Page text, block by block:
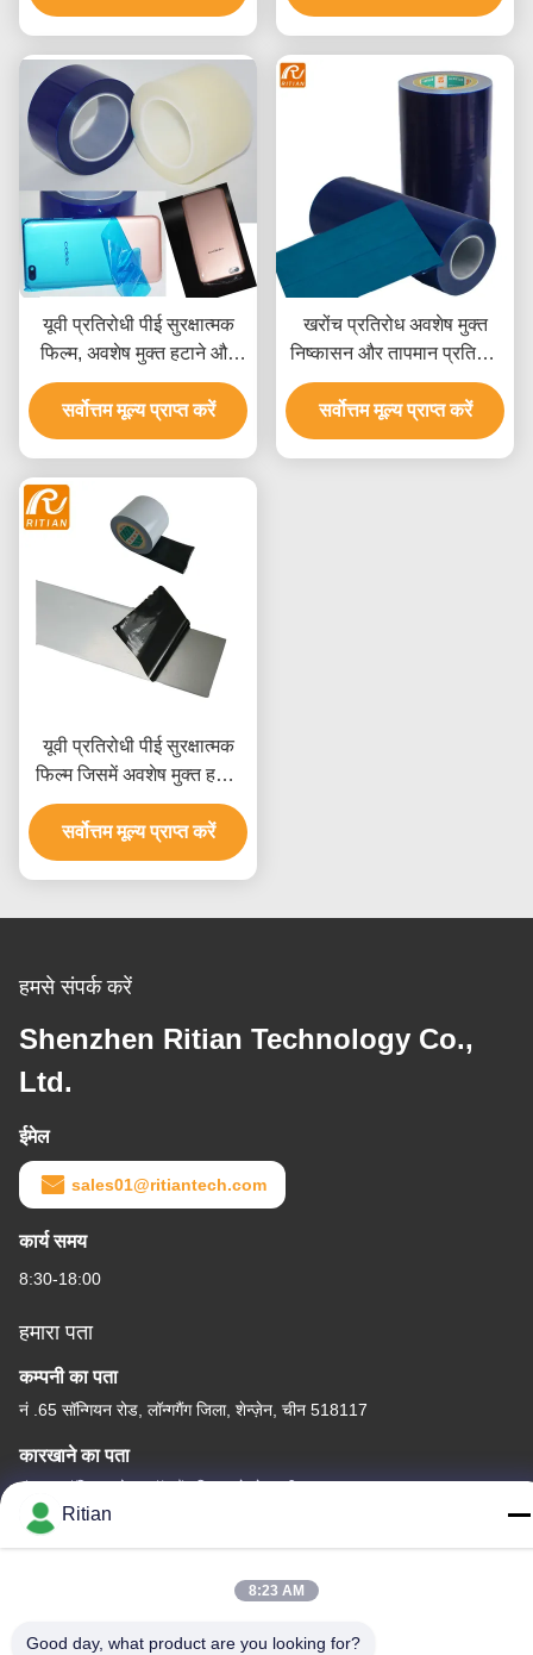
यूवी प्रतिरोधी पीई सुरक्षात्मक
फिल्म, अवशेष मुक्त हटाने और
स्टेनलेस स्टील सतह संरक्षण के
लिए तापमान सीमा -20°C से
80°C
सर्वोत्तम मूल्य प्राप्त करें
खरोंच प्रतिरोध अवशेष मुक्त
निष्कासन और तापमान प्रतिरोध
के साथ स्टेनलेस स्टील
सुरक्षात्मक फिल्म
सर्वोत्तम मूल्य प्राप्त करें
यूवी प्रतिरोधी पीई सुरक्षात्मक
फिल्म जिसमें अवशेष मुक्त हटाने
और सतह संरक्षण के लिए 300%
से 600% तक की लंबाई होती है
सर्वोत्तम मूल्य प्राप्त करें
हमसे संपर्क करें
Shenzhen Ritian Technology Co.,
Ltd.
ईमेल
sales01@ritiantech.com
कार्य समय
8:30-18:00
हमारा पता
कम्पनी का पता
नं .65 सॉन्गियन रोड, लॉन्गगैंग जिला, शेन्ज़ेन, चीन 518117
कारखाने का पता
नं .65 सॉन्गियन रोड, लॉन्गगैंग जिला, शेन्ज़ेन, चीन 518117
टेलीफोन
Ritian
8:23 AM
Good day, what product are you looking for?